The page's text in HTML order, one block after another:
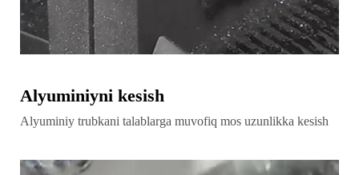
Alyuminiyni kesish
Alyuminiy trubkani talablarga muvofiq mos uzunlikka kesish